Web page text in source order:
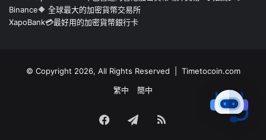
Binance🔶 全球最大的加密貨幣交易所
XapoBank💳最好用的加密貨幣銀行卡
© Copyright 2026, All Rights Reserved | Timetocoin.com
繁中
簡中
FacebookTelegram
RSS